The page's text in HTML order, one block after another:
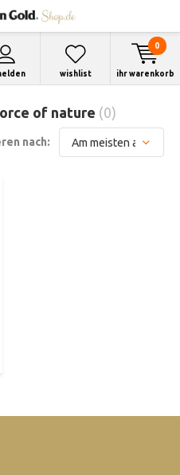
wishlist ihr warenkorb
0
of nature (0)
nach: